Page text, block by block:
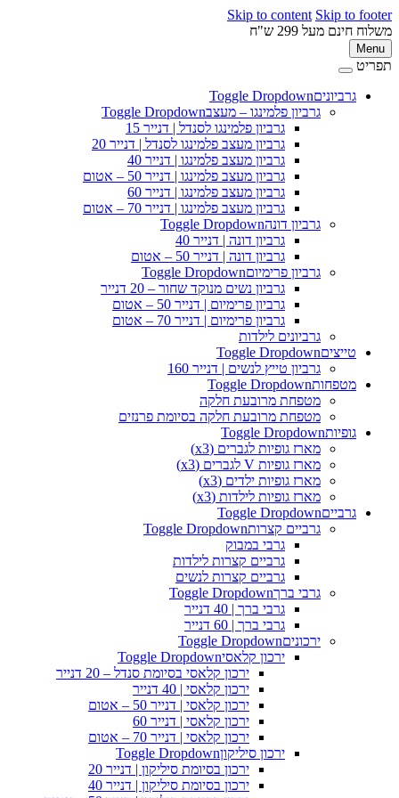
Skip to content Skip to
מעל 299 ש"ח
גרביוניםToggle Dropdown
גרביון פלמינגו – מעצבToggle Dropdown
גרביון פלמינגו לסנדל | דנייר 15
גרביון מעצב פלמינגו לסנדל | דנייר 20
גרביון מעצב פלמינגו | דנייר 40
גרביון מעצב פלמינגו | דנייר 50 – אטום
גרביון מעצב פלמינגו | דנייר 60
גרביון מעצב פלמינגו | דנייר 70 – אטום
גרביון דונהToggle Dropdown
גרביון דונה | דנייר 40
גרביון דונה | דנייר 50 – אטום
גרביון פרימיוםToggle Dropdown
גרביון נשים מנוקד שחור – 20 דנייר
גרביון פרימיום | דנייר 50 – אטום
גרביון פרימיום | דנייר 70 – אטום
גרביונים לילדות
טייצים Toggle Dropdown
גרביון טייץ לנשים | דנייר 160
מטפחותToggle Dropdown
מטפחת מרובעת חלקה
מטפחת מרובעת חלקה בסיומת פרנזים
גופיות
Toggle Dropdown
מארז גופיות לגברים (x3)
מארז גופיות V לגברים (x3)
מארז גופיות ילדים (x3)
מארז גופיות לילדות (x3)
גרביים Toggle Dropdown
גרביים קצרות Toggle Dropdown
גרבי במבוק
גרביים קצרות לילדות
גרביים קצרות לנשים
גרבי ברךToggle Dropdown
גרבי ברך | 40 דנייר
גרבי ברך | 60 דנייר
ירכוניםToggle Dropdown
ירכון קלאסי Toggle Dropdown
ירכון קלאסי בסיומת סנדל – 20 דנייר
ירכון קלאסי | 40 דנייר
ירכון קלאסי | דנייר 50 – אטום
ירכון קלאסי | דנייר 60
ירכון קלאסי | דנייר 70 – אטום
ירכון סיליקוןToggle Dropdown
ירכון בסיומת סיליקון | דנייר 20
ירכון בסיומת סיליקון | דנייר 40